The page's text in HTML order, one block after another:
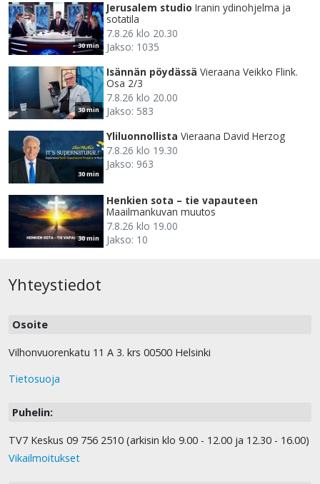
30 min
Jerusalem studio Iranin ydinohjelma ja
sotatila
7.8.26 klo 20.30
Jakso: 1035
30 min
Isännän pöydässä Vieraana Veikko Flink.
Osa 2/3
7.8.26 klo 20.00
Jakso: 583
30 min
Yliluonnollista Vieraana David Herzog
7.8.26 klo 19.30
Jakso: 963
30 min
Henkien sota – tie vapauteen
Maailmankuvan muutos
7.8.26 klo 19.00
Jakso: 10
Yhteystiedot
Osoite
Vilhonvuorenkatu 11 A 3. krs 00500 Helsinki
Tietosuoja
Puhelin:
TV7 Keskus 09 756 2510 (arkisin klo 9.00 - 12.00 ja 12.30 - 16.00)
Vikailmoitukset